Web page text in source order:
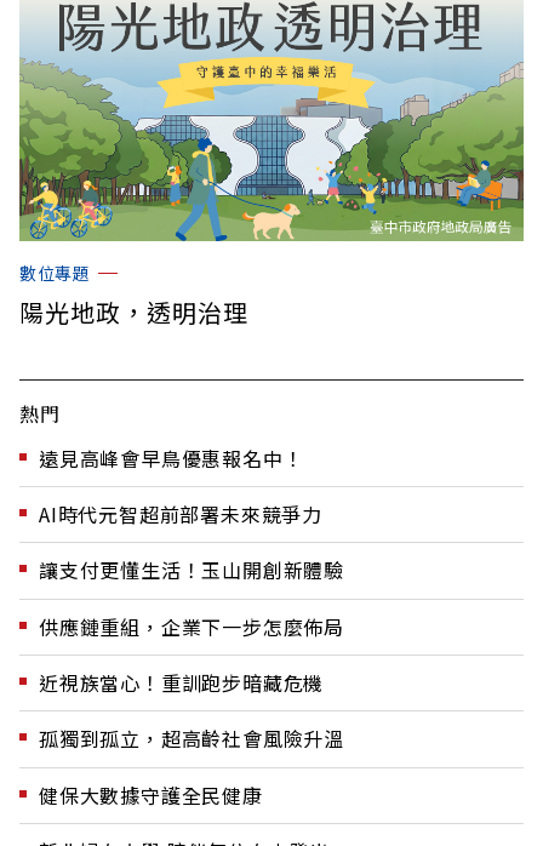
數位專題
陽光地政，透明治理
熱門
遠見高峰會早鳥優惠報名中！
AI時代元智超前部署未來競爭力
讓支付更懂生活！玉山開創新體驗
供應鏈重組，企業下一步怎麼佈局
近視族當心！重訓跑步暗藏危機
孤獨到孤立，超高齡社會風險升溫
健保大數據守護全民健康